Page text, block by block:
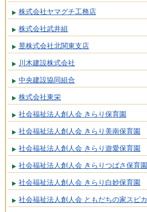
株式会社ヤマグチ工務店
株式会社武井組
昱株式会社北関東支店
川木建設株式会社
中央建設協同組合
株式会社東栄
社会福祉法人創人会 きらり保育園
社会福祉法人創人会 きらり美南保育園
社会福祉法人創人会 きらり遊愛保育園
社会福祉法人創人会 きらりつばさ保育園
社会福祉法人創人会 きらり白妙保育園
社会福祉法人創人会 ともだちの家スピカ